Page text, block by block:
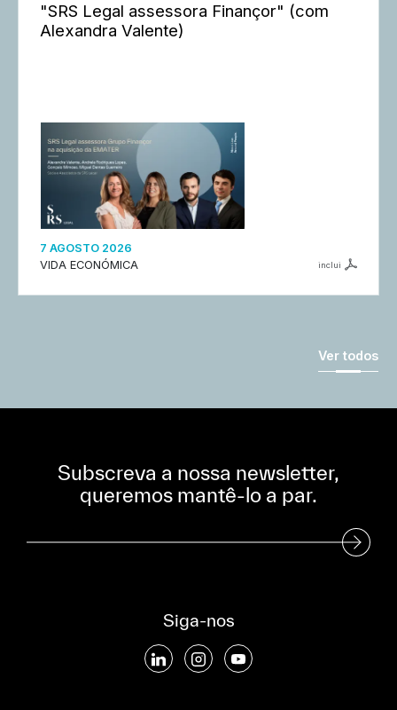
"SRS Legal assessora Finançor" (com
Alexandra Valente)
7 AGOSTO 2026
VIDA ECONÓMICA
inclui
Ver todos
Subscreva a nossa newsletter,
queremos mantê-lo a par.
Subscreva a nossa Newsletter
Siga-nos